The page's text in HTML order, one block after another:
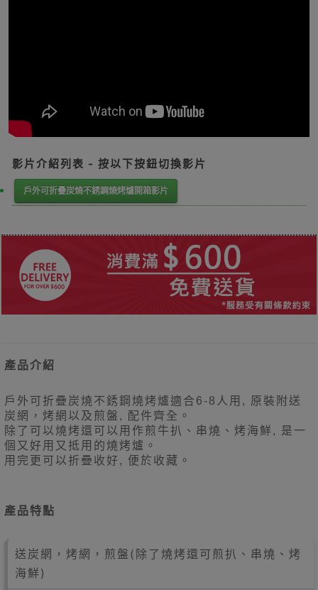
影片介紹列表 - 按以下按鈕切換影片
戶外可折疊炭燒不銹鋼燒烤爐開箱影片
產品介紹
戶外可折疊炭燒不銹鋼燒烤爐適合6-8人用, 原裝附送
炭網，烤網以及煎盤, 配件齊全。
除了可以燒烤還可以用作煎牛扒、串燒、烤海鮮, 是一
個又好用又抵用的 燒烤爐。
用完更可以 折疊收好, 便於收藏。
產品特點
送炭網，烤網，煎盤(除了燒烤還可煎扒、串燒、烤
海鮮)